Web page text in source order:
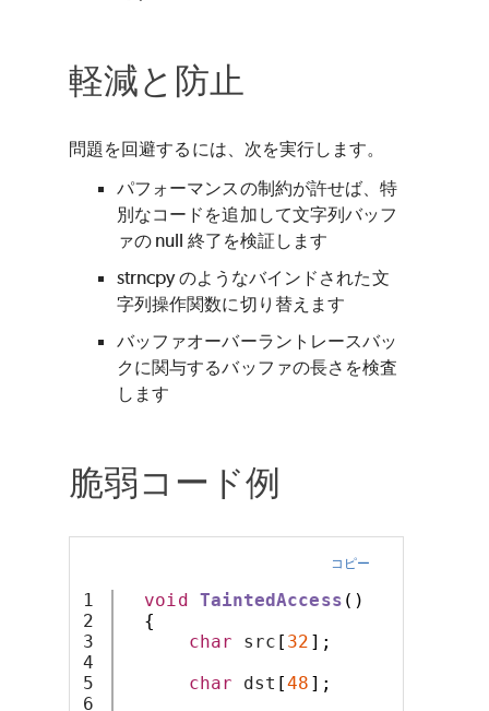
軽減と防止
問題を回避するには、次を実行します。
パフォーマンスの制約が許せば、特
別なコードを追加して文字列バッフ
ァの null 終了を検証します
strncpy のようなバインドされた文
字列操作関数に切り替えます
バッファオーバーラントレースバッ
クに関与するバッファの長さを検査
します
脆弱コード例
コピー
1
2
3
4
5
6
void TaintedAccess ()
{
char src [ 32 ];
char dst [48 ];